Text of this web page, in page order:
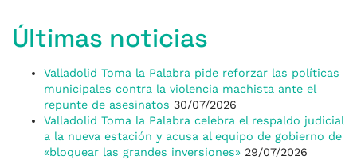
Últimas noticias
Valladolid Toma la Palabra pide reforzar las políticas
municipales contra la violencia machista ante el
repunte de asesinatos 30/07/2026
Valladolid Toma la Palabra celebra el respaldo judicial
a la nueva estación y acusa al equipo de gobierno de
«bloquear las grandes inversiones» 29/07/2026